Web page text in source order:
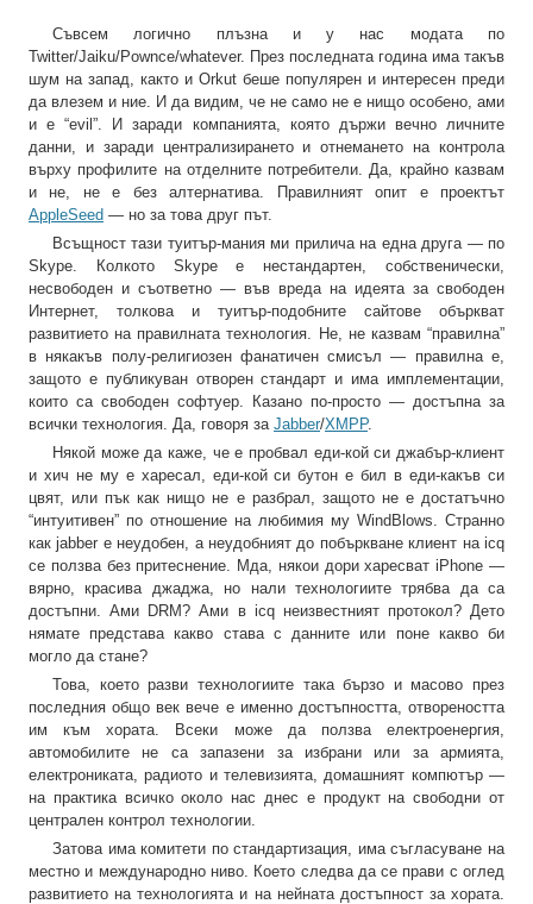
Съвсем логично плъзна и у нас модата по
Twitter/Jaiku/Pownce/whatever. През последната година има такъв
шум на запад, както и Orkut беше популярен и интересен преди
да влезем и ние. И да видим, че не само не е нищо особено, ами
и е “evil”. И заради компанията, която държи вечно личните
данни, и заради централизирането и отнемането на контрола
върху профилите на отделните потребители. Да, крайно казвам
и не, не е без алтернатива. Правилният опит е проектът
AppleSeed — но за това друг път.
Всъщност тази туитър-мания ми прилича на една друга — по
Skype. Колкото Skype е нестандартен, собственически,
несвободен и съответно — във вреда на идеята за свободен
Интернет, толкова и туитър-подобните сайтове объркват
развитието на правилната технология. Не, не казвам “правилна”
в някакъв полу-религиозен фанатичен смисъл — правилна е,
защото е публикуван отворен стандарт и има имплементации,
които са свободен софтуер. Казано по-просто — достъпна за
всички технология. Да, говоря за Jabber/XMPP.
Някой може да каже, че е пробвал еди-кой си джабър-клиент
и хич не му е харесал, еди-кой си бутон е бил в еди-какъв си
цвят, или пък как нищо не е разбрал, защото не е достатъчно
“интуитивен” по отношение на любимия му WindBlows. Странно
как jabber е неудобен, а неудобният до побъркване клиент на icq
се ползва без притеснение. Мда, някои дори харесват iPhone —
вярно, красива джаджа, но нали технологиите трябва да са
достъпни. Ами DRM? Ами в icq неизвестният протокол? Дето
нямате представа какво става с данните или поне какво би
могло да стане?
Това, което разви технологиите така бързо и масово през
последния общо век вече е именно достъпността, отвореността
им към хората. Всеки може да ползва електроенергия,
автомобилите не са запазени за избрани или за армията,
електрониката, радиото и телевизията, домашният компютър —
на практика всичко около нас днес е продукт на свободни от
централен контрол технологии.
Затова има комитети по стандартизация, има съгласуване на
местно и международно ниво. Което следва да се прави с оглед
развитието на технологията и на нейната достъпност за хората.